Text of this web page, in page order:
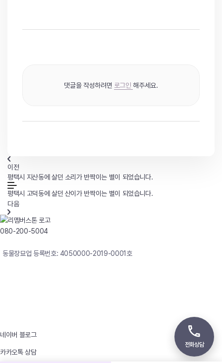
댓글을 작성하려면 로그인 해주세요.
이전
평택시 지산동에 살던 소리가 반짝이는 별이 되었습니다.
평택시 고덕동에 살던 산이가 반짝이는 별이 되었습니다.
다음
080-200-5004
동물장묘업 등록번호: 4050000-2019-0001호
네이버 블로그
카카오톡 상담
전화상담